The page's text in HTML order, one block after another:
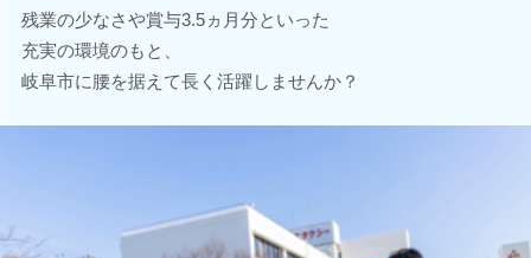
残業の少なさや賞与3.5ヵ月分といった
充実の環境のもと、
岐阜市に腰を据えて長く活躍しませんか？